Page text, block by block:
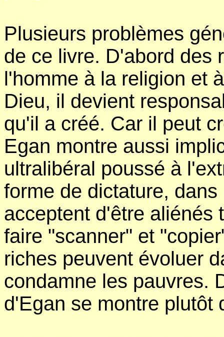
Plusieurs problèmes
de ce livre. D'abord des
l'homme à la religion et
Dieu, il devient
qu'il a créé. Car il peut
Egan montre aussi
ultralibéral poussé à
forme de dictature,
acceptent d'être aliénés
faire "scanner" et
riches peuvent évoluer
condamne les pauvres.
d'Egan se montre plutôt